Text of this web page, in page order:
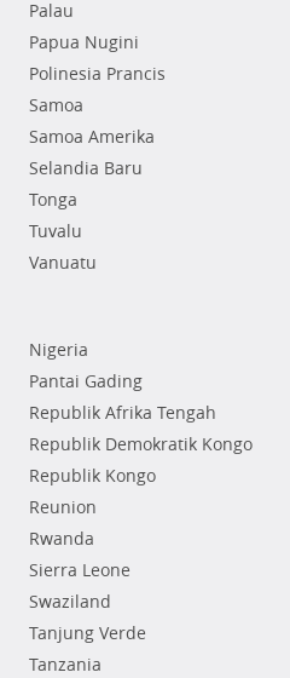
Palau
Papua Nugini
Polinesia Prancis
Samoa
Samoa Amerika
Selandia Baru
Tonga
Tuvalu
Vanuatu
Nigeria
Pantai Gading
Republik Afrika Tengah
Republik Demokratik Kongo
Republik Kongo
Reunion
Rwanda
Sierra Leone
Swaziland
Tanjung Verde
Tanzania